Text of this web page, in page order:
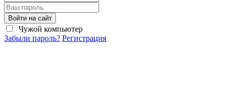
Войти на сайт
Чужой компьютер
Забыли пароль? Регистрация